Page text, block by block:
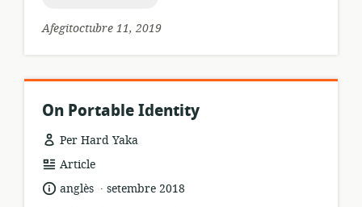
Afegitoctubre 11, 2019
On Portable Identity
Per Hard Yaka
format
recursos:
Article
idioma:
anglès .
datasetembre 2018